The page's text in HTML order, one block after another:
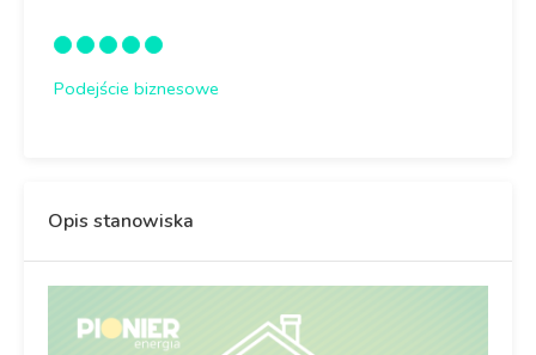
Podejście biznesowe
Opis stanowiska